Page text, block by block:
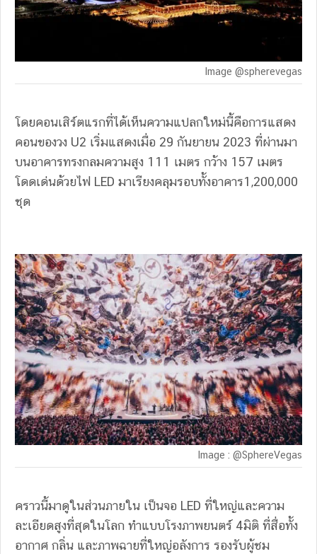
Image @spherevegas
โดยคอนเสิร์ตแรกที่ได้เห็นความแปลกใหม่นี้คือการแสดง
คอนของวง U2 เริ่มแสดงเมื่อ 29 กันยายน 2023 ที่ผ่านมา
บนอาคารทรงกลมความสูง 111 เมตร กว้าง 157 เมตร
โดดเด่นด้วยไฟ LED มาเรียงคลุมรอบทั้งอาคาร1,200,000
ชุด
Image : @SphereVegas
คราวนี้มาดูในส่วนภายใน เป็นจอ LED ที่ใหญ่และความ
ละเอียดสูงที่สุดในโลก ทำแบบโรงภาพยนตร์ 4มิติ ที่สื่อทั้ง
อากาศ กลิ่น และภาพฉายที่ใหญ่อลังการ รองรับผู้ชม